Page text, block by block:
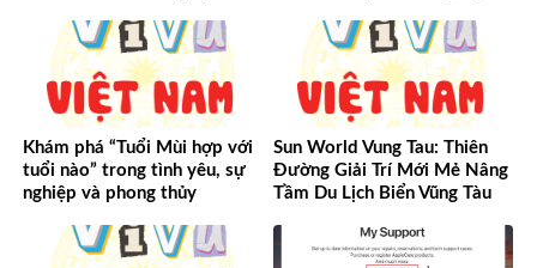
Khám phá “Tuổi Mùi hợp với
tuổi nào” trong tình yêu, sự
nghiệp và phong thủy
Sun World Vung Tau: Thiên
Đường Giải Trí Mới Mẻ Nâng
Tầm Du Lịch Biển Vũng Tàu